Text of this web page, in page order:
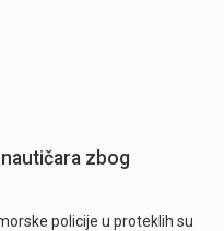
zbog
policije u proteklih su